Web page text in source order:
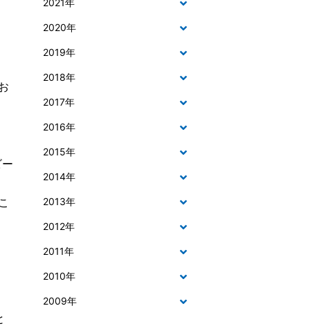
2021年
2020年
2019年
2018年
2017年
2016年
2015年
2014年
2013年
2012年
2011年
2010年
2009年